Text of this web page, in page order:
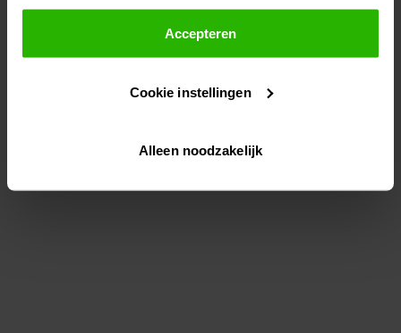
Als je op "Accepteer" klikt, dan geef je Voordeeluitjes.nl
toestemming om cookies voor social media en
gepersonaliseerde advertenties te plaatsen.
Lees hier meer over in onsprivacybeleid
Via "Cookie instellingen" kun je ook zelf instellen welke
Accepteren
Cookie instellingen
Alleen noodzakelijk